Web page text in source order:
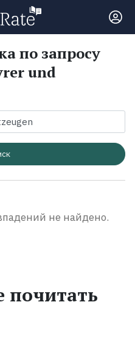
по запросу
und
не найдено.